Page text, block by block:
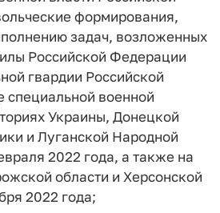
формирования,
задач, возложенных
Российской Федерации
гвардии Российской
специальной военной
Украины, Донецкой
и Луганской Народной
2022 года, а также на
области и Херсонской
2022 года;